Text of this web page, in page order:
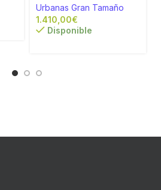
Urbanas Gran Tamaño
€
Disponible